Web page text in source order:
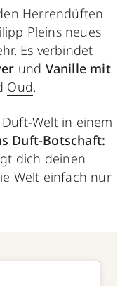
Herrendüften
Pleins neues
Es verbindet
und Vanille mit
Oud.
Welt in einem
Duft-Botschaft:
dich deinen
Welt einfach nur